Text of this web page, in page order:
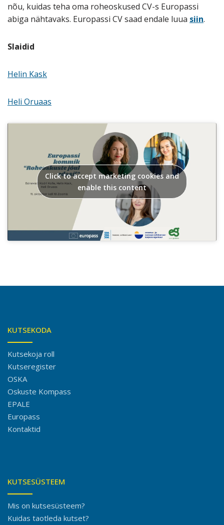
nõu, kuidas teha oma roheoskused CV-s Europassi
abiga nähtavaks. Europassi CV saad endale luua siin.
Slaidid
Helin Kask
Heli Oruaas
Click to accept marketing cookies and
enable this content
KUTSEKODA
Kutsekoja roll
Kutseregister
OSKA
Oskuste Kompass
EPALE
Europass
Kontaktid
KUTSESÜSTEEM
Mis on kutsesüsteem?
Kuidas taotleda kutset?